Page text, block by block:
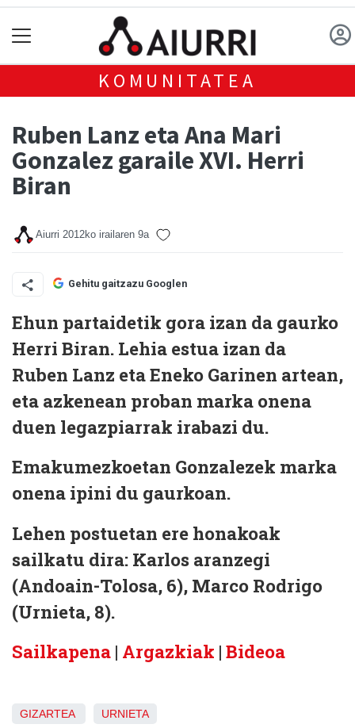
KOMUNITATEA
Ruben Lanz eta Ana Mari
Gonzalez garaile XVI. Herri
Biran
Aiurri 2012ko irailaren 9a
Gehitu gaitzazu Googlen
Ehun partaidetik gora izan da gaurko
Herri Biran. Lehia estua izan da
Ruben Lanz eta Eneko Garinen artean,
eta azkenean proban marka onena
duen legazpiarrak irabazi du.
Emakumezkoetan Gonzalezek marka
onena ipini du gaurkoan.
Lehen postuetan ere honakoak
sailkatu dira: Karlos aranzegi
(Andoain-Tolosa, 6), Marco Rodrigo
(Urnieta, 8).
Sailkapena | Argazkiak | Bideoa
GIZARTEA URNIETA